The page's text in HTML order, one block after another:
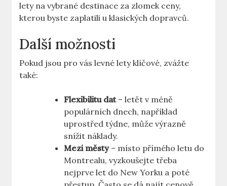
lety na vybrané destinace za zlomek ceny,
kterou byste zaplatili u klasických dopravců.
Další možnosti
Pokud jsou pro vás levné lety klíčové, zvážte
také:
Flexibilitu dat– letět v méně
populárních dnech, například
uprostřed týdne, může výrazně
snížit náklady.
Mezi městy– místo přímého letu do
Montrealu, vyzkoušejte třeba
nejprve let do New Yorku a poté